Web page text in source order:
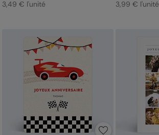
3,49 € l'unité
3,99 € l'unité